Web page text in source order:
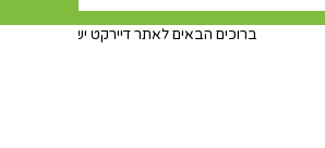
ברוכים הבאים לאתר דיירקט ישראליין - מכירה